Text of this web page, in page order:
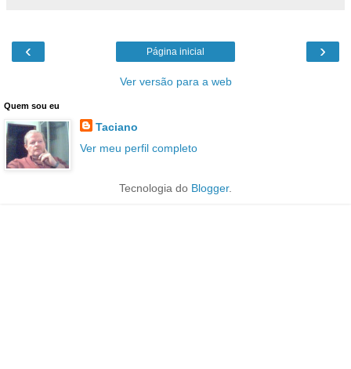
‹ ›
Página inicial
Ver versão para a web
Quem sou eu
Taciano
Ver meu perfil completo
Tecnologia do Blogger.